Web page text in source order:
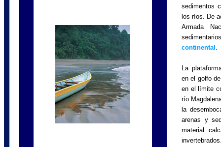
sedimentos
los ríos. De
Armada
continental .
La
en el golfo
en el límite
río
la
arenas y
material